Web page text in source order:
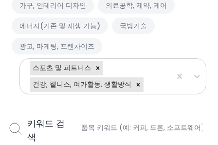
가구, 인테리어 디자인 의료공학, 제약, 케어
에너지(기존 및 재생 가능) 국방기술
광고, 마케팅, 프랜차이즈
스포츠 및 피트니스
건강, 웰니스, 여가활동, 생활방식
키워드 검
색